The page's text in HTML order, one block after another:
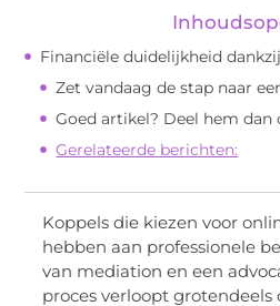
Financiële duidelijkheid
Zet vandaag de stap naar
Goed artikel? Deel hem dan
Gerelateerde berichten:
Koppels die kiezen voor
hebben aan professionele
van mediation en een
proces verloopt